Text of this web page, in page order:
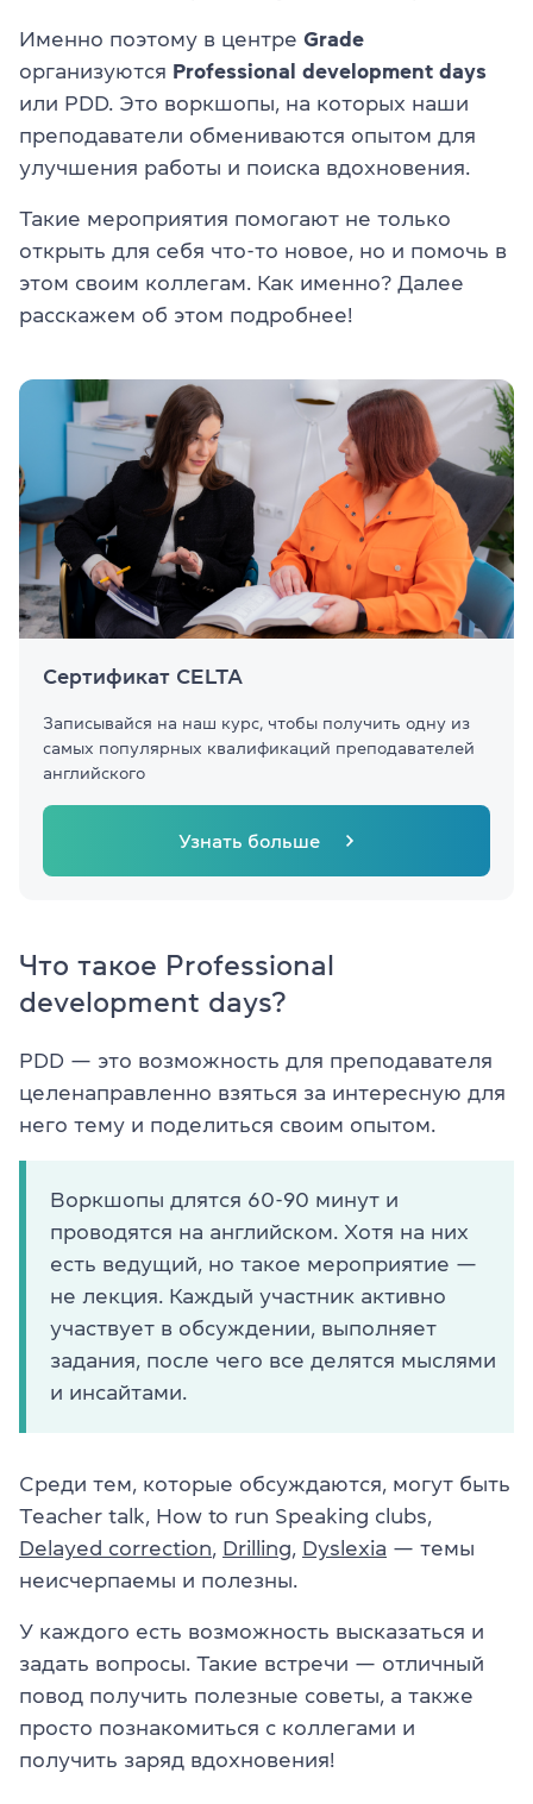
Именно поэтому в центре Grade
организуются Professional development days
или PDD. Это воркшопы, на которых наши
преподаватели обмениваются опытом для
улучшения работы и поиска вдохновения.
Такие мероприятия помогают не только
открыть для себя что-то новое, но и помочь в
этом своим коллегам. Как именно? Далее
расскажем об этом подробнее!
Сертификат CELTA
Записывайся на наш курс, чтобы получить одну из
самых популярных квалификаций преподавателей
английского
Узнать больше
Что такое Professional
development days?
PDD — это возможность для преподавателя
целенаправленно взяться за интересную для
него тему и поделиться своим опытом.
Воркшопы длятся 60-90 минут и
проводятся на английском. Хотя на них
есть ведущий, но такое мероприятие —
не лекция. Каждый участник активно
участвует в обсуждении, выполняет
задания, после чего все делятся мыслями
и инсайтами.
Среди тем, которые обсуждаются, могут быть
Teacher talk, How to run Speaking clubs,
Delayed correction, Drilling, Dyslexia — темы
неисчерпаемы и полезны.
У каждого есть возможность высказаться и
задать вопросы. Такие встречи — отличный
повод получить полезные советы, а также
просто познакомиться с коллегами и
получить заряд вдохновения!